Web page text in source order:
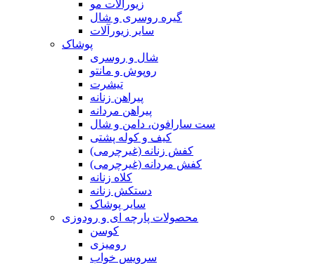
زیورآلات مو
گیره روسری و شال
سایر زیورآلات
پوشاک
شال و روسری
روپوش و مانتو
تیشرت
پیراهن زنانه
پیراهن مردانه
ست سارافون، دامن و شال
کیف و کوله پشتی
کفش زنانه (غیرچرمی)
کفش مردانه (غیرچرمی)
کلاه زنانه
دستکش زنانه
سایر پوشاک
محصولات پارچه ای و رودوزی
کوسن
رومیزی
سرویس خواب